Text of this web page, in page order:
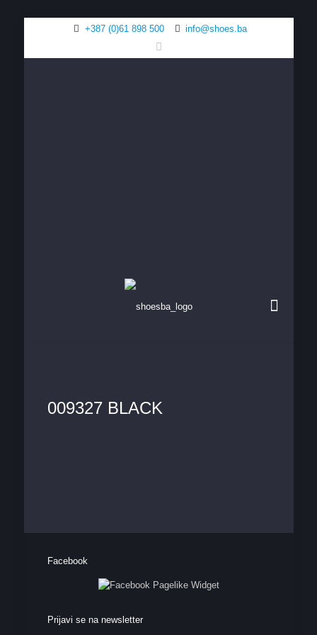
+387 (0)61 898 500 info@shoes.ba
009327 BLACK
Facebook
Prijavi se na newsletter